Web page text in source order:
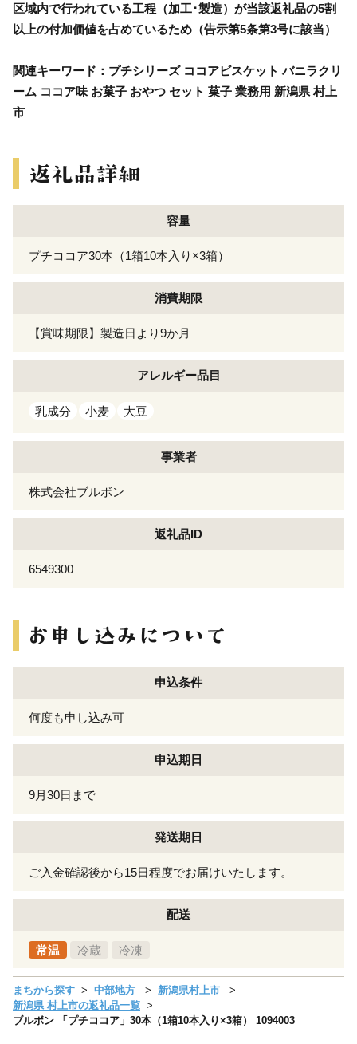
区域内で行われている工程（加工･製造）が当該返礼品の5割
以上の付加価値を占めているため（告示第5条第3号に該当）
関連キーワード：プチシリーズ ココアビスケット バニラクリ
ーム ココア味 お菓子 おやつ セット 菓子 業務用 新潟県 村上
市
容量
プチココア30本（1箱10本入り×3箱）
消費期限
【賞味期限】製造日より9か月
アレルギー品目
乳成分 小麦 大豆
事業者
株式会社ブルボン
返礼品ID
6549300
申込条件
何度も申し込み可
申込期日
9月30日まで
発送期日
ご入金確認後から15日程度でお届けいたします。
配送
常温 冷蔵 冷凍
まちから探す 中部地方
新潟県村上市
新潟県 村上市の返礼品一覧
ブルボン 「プチココア」30本（1箱10本入り×3箱） 1094003